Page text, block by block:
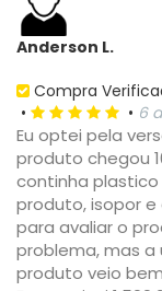
Anderson L.
Compra
•
• 6
Eu optei pela
produto chegou
continha
produto, isopor e
para avaliar o
problema, mas a
produto veio